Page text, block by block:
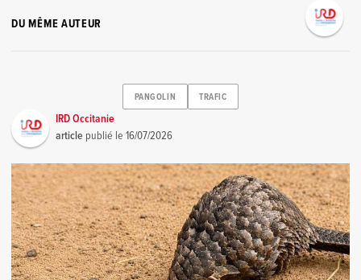
DU MÊME AUTEUR
PANGOLIN TRAFIC
IRD Occitanie
article publié le16/07/2026